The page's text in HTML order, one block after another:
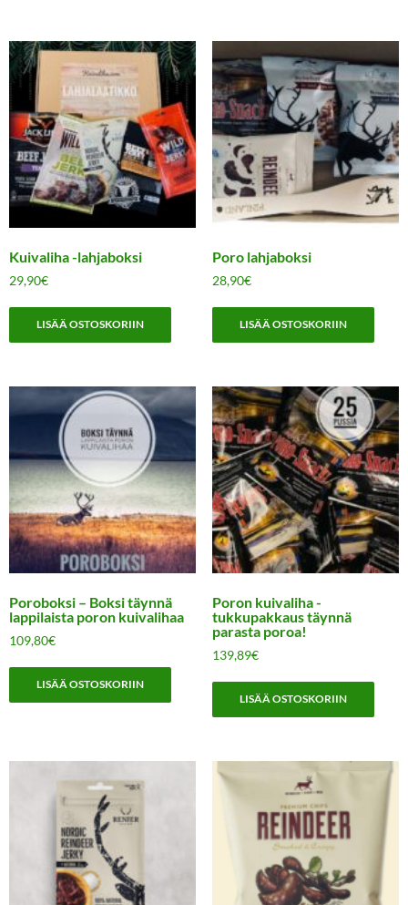
Kuivaliha -lahjaboksi
29,90€
LISÄÄ OSTOSKORIIN
Poro lahjaboksi
28,90€
LISÄÄ OSTOSKORIIN
Poroboksi – Boksi täynnä
lappilaista poron kuivalihaa
109,80€
LISÄÄ OSTOSKORIIN
Poron kuivaliha -
tukkupakkaus täynnä
parasta poroa!
139,89€
LISÄÄ OSTOSKORIIN